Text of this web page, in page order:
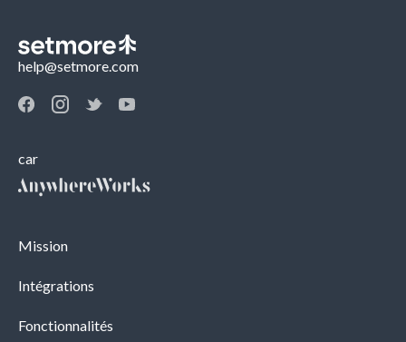
help@setmore.com
car
Mission
Intégrations
Fonctionnalités